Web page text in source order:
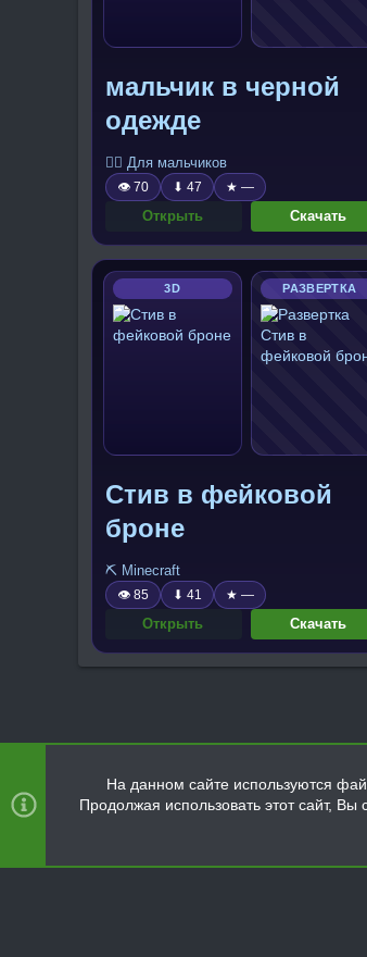
мальчик в черной
одежде
🧍‍♂️ Для мальчиков
👁 70 ⬇ 47 ★ —
Открыть Скачать
3D РАЗВЕРТКА
Стив в фейковой
броне
⛏️ Minecraft
👁 85 ⬇ 41 ★ —
Открыть Скачать
На данном сайте используются
Продолжая использовать этот сайт,